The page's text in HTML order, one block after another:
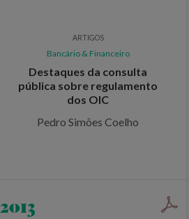
ARTIGOS
Bancário & Financeiro
Destaques da consulta
pública sobre regulamento
dos OIC
Pedro Simões Coelho
2013